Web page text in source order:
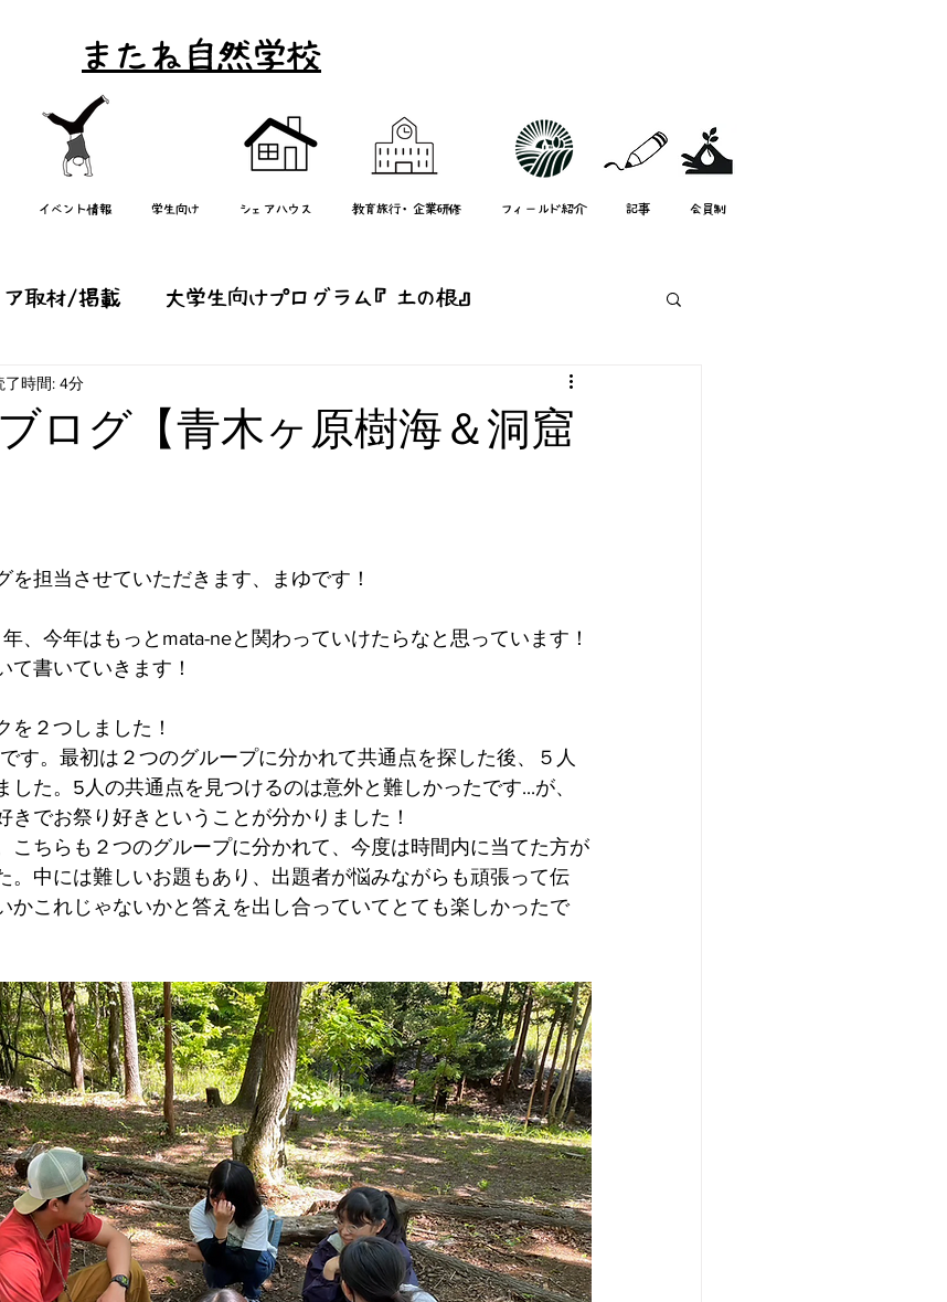
またね自然学校
イベント情報 学生向け シェアハウス 教育旅行・企業研修 フィールド紹介 記事 会員制
ア取材/掲載 大学生向けプログラム『土の根』
研修/学校教育 スタッフ紹介
ログ【青木ヶ原樹海＆洞窟
了時間: 4分
を担当させていただきます、まゆです！
、今年はもっとmata-neと関わっていけたらなと思っています！
て書いていきます！
を２つしました！
す。最初は２つのグループに分かれて共通点を探した後、５人
した。5人の共通点を見つけるのは意外と難しかったです...が、
きでお祭り好きということが分かりました！
こちらも２つのグループに分かれて、今度は時間内に当てた方が
。中には難しいお題もあり、出題者が悩みながらも頑張って伝
かこれじゃないかと答えを出し合っていてとても楽しかったで